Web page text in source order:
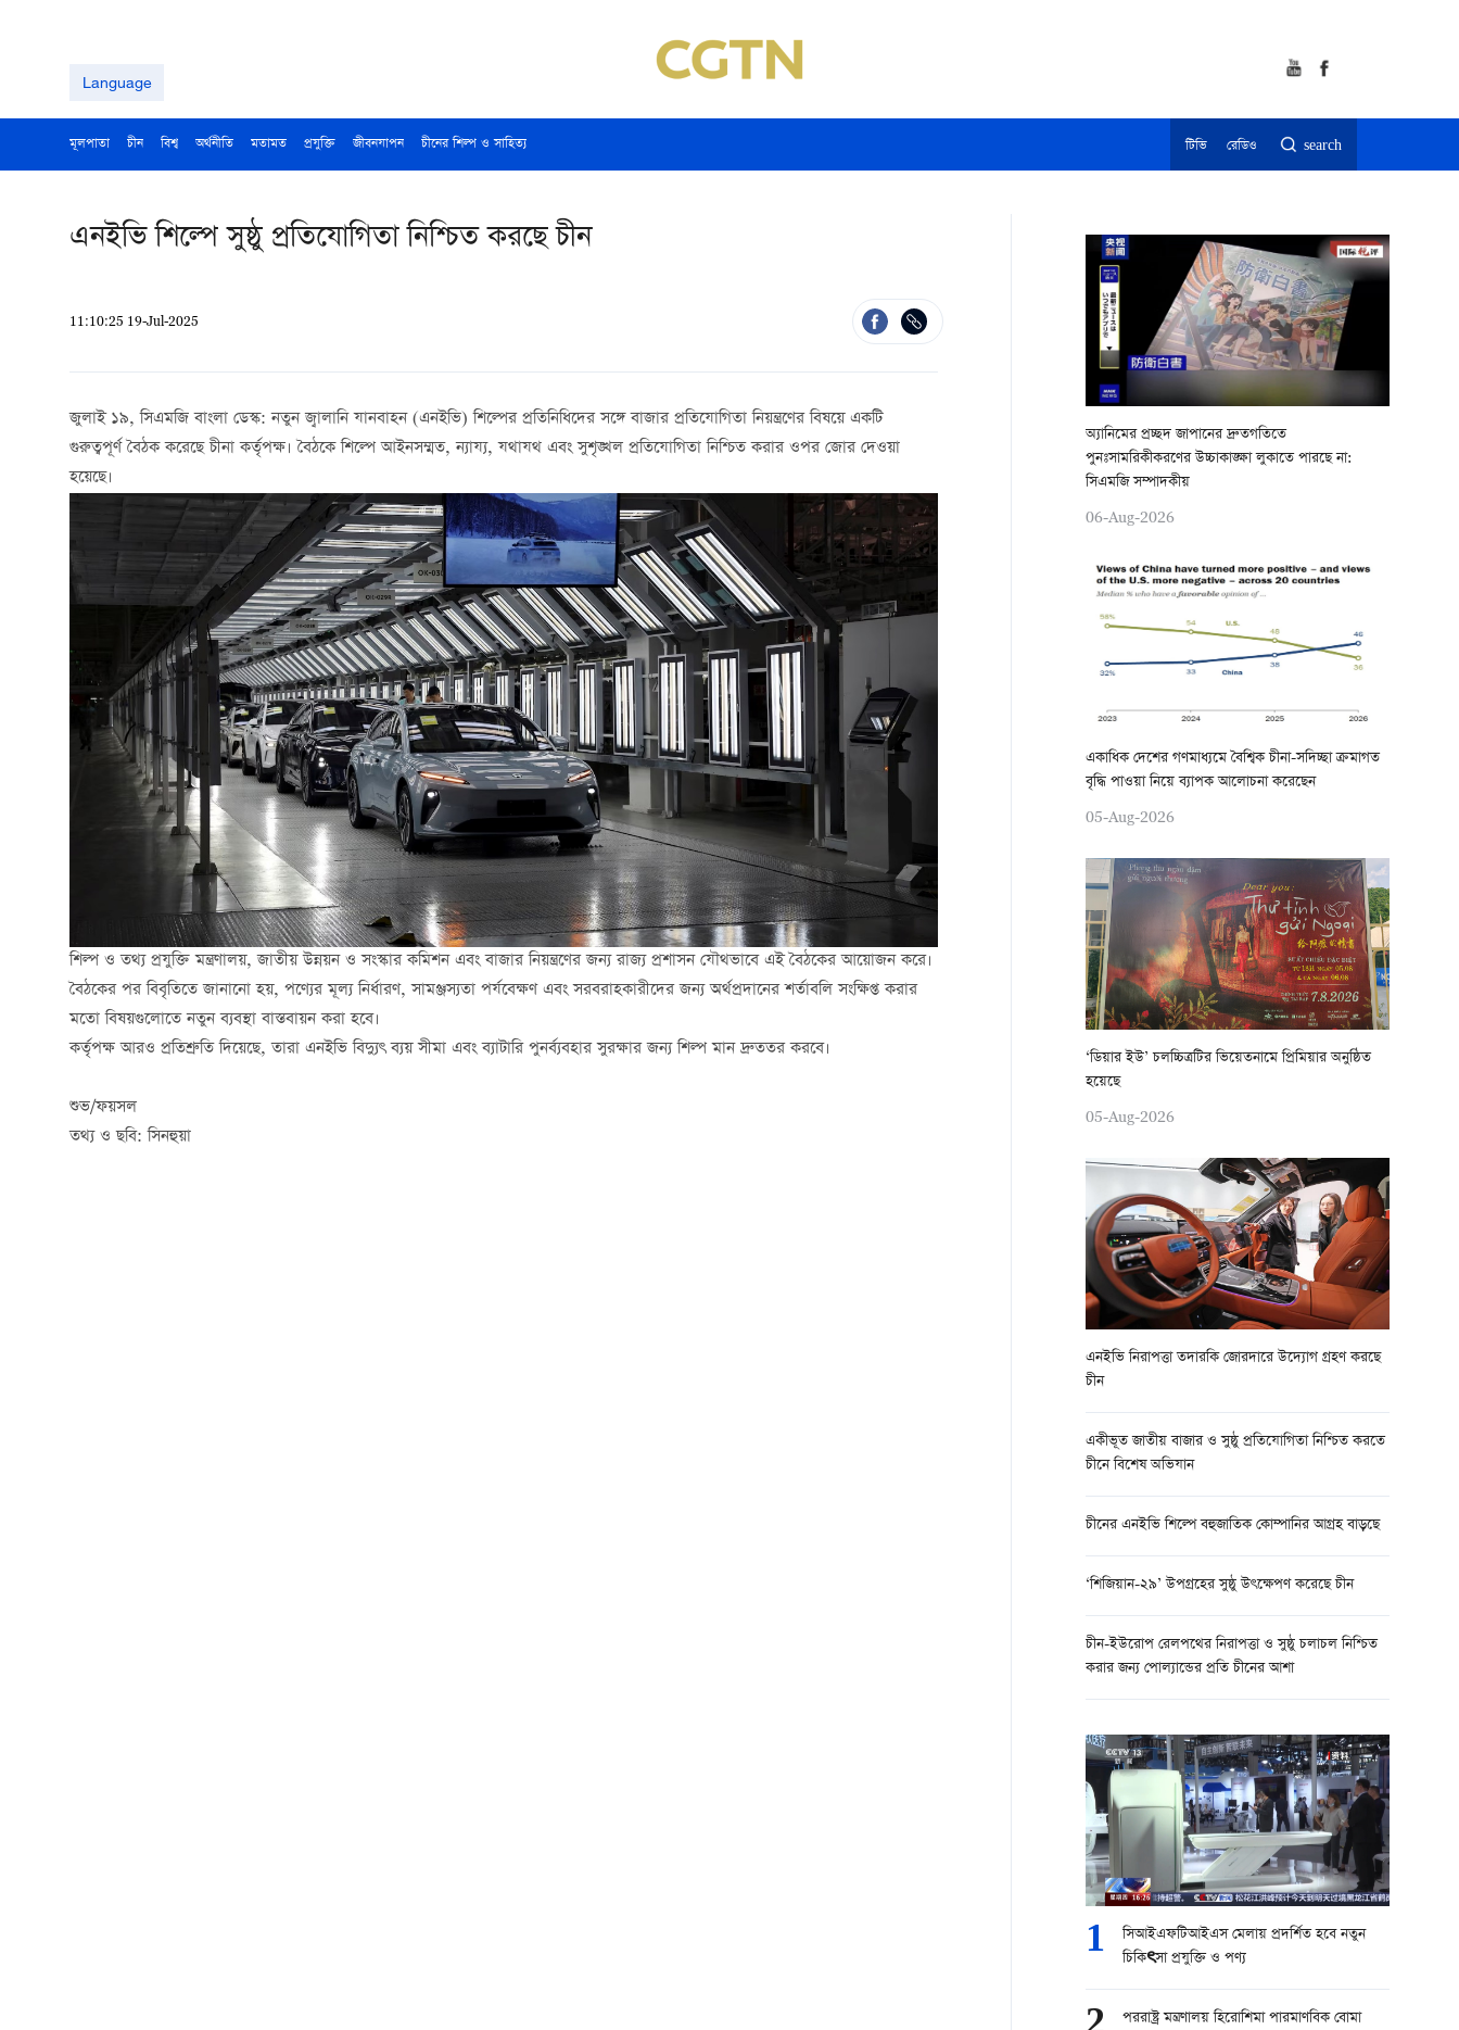
Language
মূলপাতা চীন বিশ্ব অর্থনীতি মতামত প্রযুক্তি জীবনযাপন চীনের শিল্প ও সাহিত্য টিভি রেডিও search
এনইভি শিল্পে সুষ্ঠু প্রতিযোগিতা নিশ্চিত করছে চীন
11:10:25 19-Jul-2025
জুলাই ১৯, সিএমজি বাংলা ডেস্ক: নতুন জ্বালানি যানবাহন (এনইভি) শিল্পের প্রতিনিধিদের সঙ্গে বাজার প্রতিযোগিতা নিয়ন্ত্রণের বিষয়ে একটি
গুরুত্বপূর্ণ বৈঠক করেছে চীনা কর্তৃপক্ষ। বৈঠকে শিল্পে আইনসম্মত, ন্যায্য, যথাযথ এবং সুশৃঙ্খল প্রতিযোগিতা নিশ্চিত করার ওপর জোর দেওয়া
হয়েছে।
শিল্প ও তথ্য প্রযুক্তি মন্ত্রণালয়, জাতীয় উন্নয়ন ও সংস্কার কমিশন এবং বাজার নিয়ন্ত্রণের জন্য রাজ্য প্রশাসন যৌথভাবে এই বৈঠকের আয়োজন করে।
বৈঠকের পর বিবৃতিতে জানানো হয়, পণ্যের মূল্য নির্ধারণ, সামঞ্জস্যতা পর্যবেক্ষণ এবং সরবরাহকারীদের জন্য অর্থপ্রদানের শর্তাবলি সংক্ষিপ্ত করার
মতো বিষয়গুলোতে নতুন ব্যবস্থা বাস্তবায়ন করা হবে।
কর্তৃপক্ষ আরও প্রতিশ্রুতি দিয়েছে, তারা এনইভি বিদ্যুৎ ব্যয় সীমা এবং ব্যাটারি পুনর্ব্যবহার সুরক্ষার জন্য শিল্প মান দ্রুততর করবে।
শুভ/ফয়সল
তথ্য ও ছবি: সিনহুয়া
অ্যানিমের প্রচ্ছদ জাপানের দ্রুতগতিতে
পুনঃসামরিকীকরণের উচ্চাকাঙ্ক্ষা লুকাতে পারছে না:
সিএমজি সম্পাদকীয়
06-Aug-2026
একাধিক দেশের গণমাধ্যমে বৈশ্বিক চীনা-সদিচ্ছা ক্রমাগত
বৃদ্ধি পাওয়া নিয়ে ব্যাপক আলোচনা করেছেন
05-Aug-2026
‘ডিয়ার ইউ’ চলচ্চিত্রটির ভিয়েতনামে প্রিমিয়ার অনুষ্ঠিত
হয়েছে
05-Aug-2026
এনইভি নিরাপত্তা তদারকি জোরদারে উদ্যোগ গ্রহণ করছে
চীন
একীভূত জাতীয় বাজার ও সুষ্ঠু প্রতিযোগিতা নিশ্চিত করতে
চীনে বিশেষ অভিযান
চীনের এনইভি শিল্পে বহুজাতিক কোম্পানির আগ্রহ বাড়ছে
‘শিজিয়ান-২৯’ উপগ্রহের সুষ্ঠু উৎক্ষেপণ করেছে চীন
চীন-ইউরোপ রেলপথের নিরাপত্তা ও সুষ্ঠু চলাচল নিশ্চিত
করার জন্য পোল্যান্ডের প্রতি চীনের আশা
1
সিআইএফটিআইএস মেলায় প্রদর্শিত হবে নতুন
চিকিৎসা প্রযুক্তি ও পণ্য
পররাষ্ট্র মন্ত্রণালয় হিরোশিমা পারমাণবিক বোমা